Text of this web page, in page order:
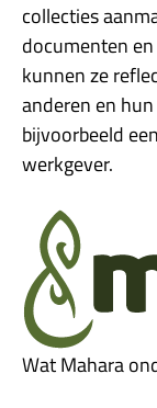
collecties
documenten
kunnen ze
anderen en
bijvoorbeeld
werkgever.
Wat Mahara